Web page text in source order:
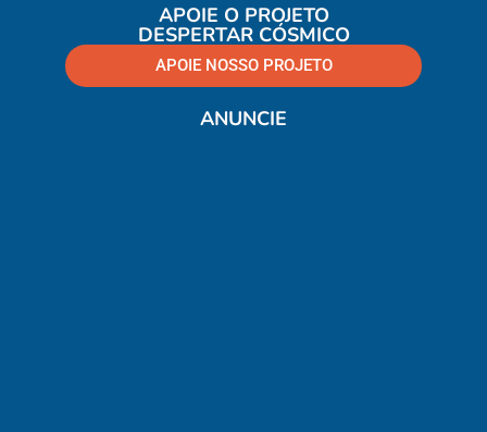
APOIE O PROJETO
DESPERTAR CÓSMICO
APOIE NOSSO PROJETO
ANUNCIE